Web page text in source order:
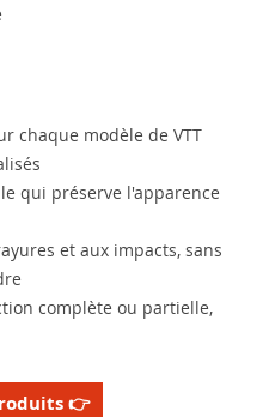
chaque modèle de VTT
qui préserve l'apparence
et aux impacts, sans
complète ou partielle,
👉